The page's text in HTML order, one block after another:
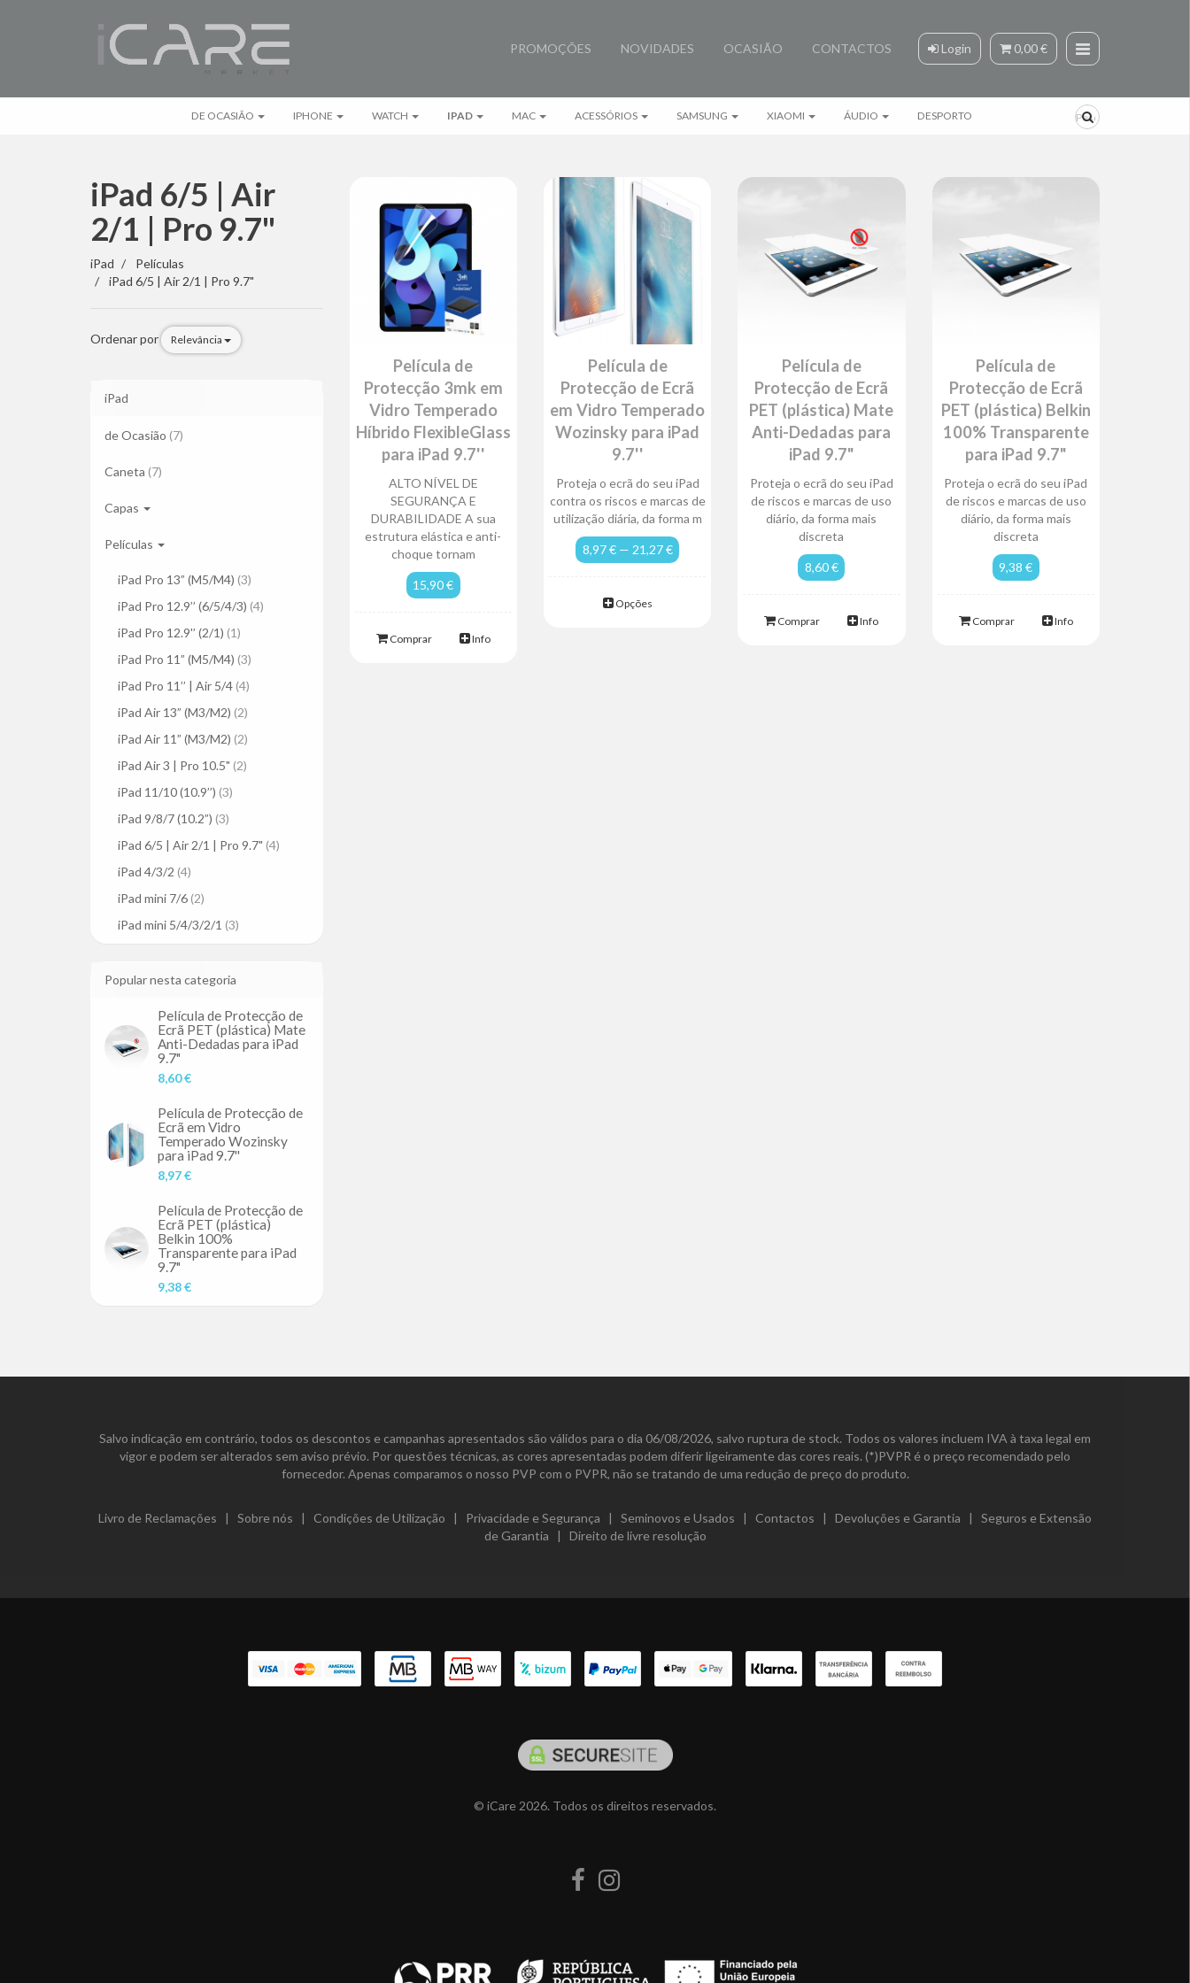
PROMOÇÕES NOVIDADES OCASIÃO CONTACTOS Login 0,00 €
DE OCASIÃO IPHONE WATCH IPAD MAC ACESSÓRIOS SAMSUNG XIAOMI ÁUDIO DESPORTO
iPad 6/5 | Air
2/1 | Pro 9.7"
iPad
6/5
|
Pro
9.7"
iPad
Películas
iPad 6/5 | Air 2/1 | Pro 9.7"
Ordenar por Relevância
iPad
de Ocasião (7)
Caneta (7)
Capas
Películas
iPad Pro 13” (M5/M4) (3)
iPad Pro 12.9’’ (6/5/4/3) (4)
iPad Pro 12.9'’ (2/1) (1)
iPad Pro 11” (M5/M4) (3)
iPad Pro 11’’ | Air 5/4 (4)
iPad Air 13” (M3/M2) (2)
iPad Air 11” (M3/M2) (2)
iPad Air 3 | Pro 10.5" (2)
iPad 11/10 (10.9’’) (3)
iPad 9/8/7 (10.2”) (3)
iPad 6/5 | Air 2/1 | Pro 9.7" (4)
iPad 4/3/2 (4)
iPad mini 7/6 (2)
iPad mini 5/4/3/2/1 (3)
Popular nesta categoria
Película de Protecção de
Ecrã PET (plástica) Mate
Anti-Dedadas para iPad
9.7"
8,60 €
Película de Protecção de
Ecrã em Vidro
Temperado Wozinsky
para iPad 9.7''
8,97 €
Película de Protecção de
Ecrã PET (plástica)
Belkin 100%
Transparente para iPad
9.7"
9,38 €
Película de
Protecção 3mk em
Vidro Temperado
Híbrido FlexibleGlass
para iPad 9.7''
ALTO NÍVEL DE
SEGURANÇA E
DURABILIDADE A sua
estrutura elástica e anti-
choque tornam
15,90 €
Comprar Info
Película de
Protecção de Ecrã
em Vidro Temperado
Wozinsky para iPad
9.7''
Proteja o ecrã do seu iPad
contra os riscos e marcas de
utilização diária, da forma m
8,97 € — 21,27 €
Opções
Película de
Protecção de Ecrã
PET (plástica) Mate
Anti-Dedadas para
iPad 9.7"
Proteja o ecrã do seu iPad
de riscos e marcas de uso
diário, da forma mais
discreta
8,60 €
Comprar Info
Película de
Protecção de Ecrã
PET (plástica) Belkin
100% Transparente
para iPad 9.7"
Proteja o ecrã do seu iPad
de riscos e marcas de uso
diário, da forma mais
discreta
9,38 €
Comprar Info
Salvo indicação em contrário, todos os descontos e campanhas apresentados são válidos para o dia 06/08/2026, salvo ruptura de stock. Todos os valores incluem IVA à taxa legal em
vigor e podem ser alterados sem aviso prévio. Por questões técnicas, as cores apresentadas podem diferir ligeiramente das cores reais. (*)PVPR é o preço recomendado pelo
fornecedor. Apenas comparamos o nosso PVP com o PVPR, não se tratando de uma redução de preço do produto.
Livro de Reclamações | Sobre nós | Condições de Utilização | Privacidade e Segurança | Seminovos e Usados | Contactos | Devoluções e Garantia | Seguros e Extensão
de Garantia | Direito de livre resolução
© iCare 2026. Todos os direitos reservados.